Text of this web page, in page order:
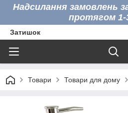
Надсилання замовлень
протягом 1-
Затишок
Товари Товари для дому